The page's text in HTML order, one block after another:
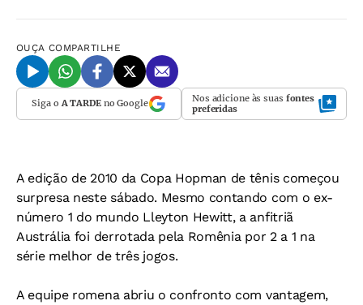
OUÇA COMPARTILHE
Siga oA TARDEno Google Nos adicione às suas fontes
preferidas
A edição de 2010 da Copa Hopman de tênis começou
surpresa neste sábado. Mesmo contando com o ex-
número 1 do mundo Lleyton Hewitt, a anfitriã
Austrália foi derrotada pela Romênia por 2 a 1 na
série melhor de três jogos.
A equipe romena abriu o confronto com vantagem,